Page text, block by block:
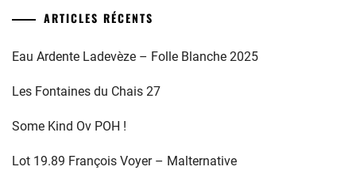
ARTICLES RÉCENTS
Eau Ardente Ladevèze – Folle Blanche 2025
Les Fontaines du Chais 27
Some Kind Ov POH !
Lot 19.89 François Voyer – Malternative